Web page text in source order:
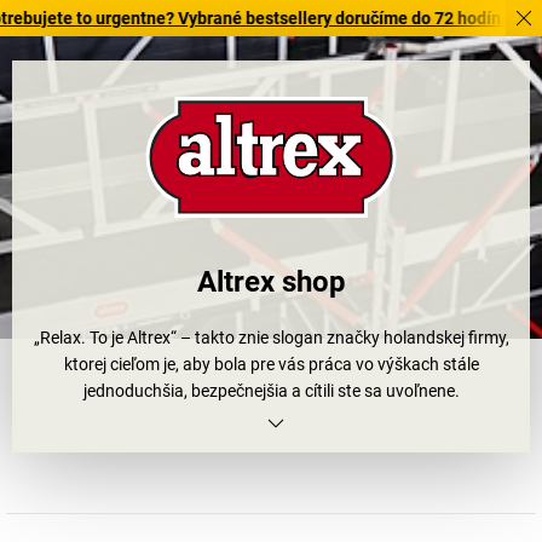
to urgentne? Vybrané bestsellery doručíme do 72 hodín. Objavte
Altrex shop
„Relax. To je Altrex“ – takto znie slogan značky holandskej firmy,
ktorej cieľom je, aby bola pre vás práca vo výškach stále
jednoduchšia, bezpečnejšia a cítili ste sa uvoľnene.